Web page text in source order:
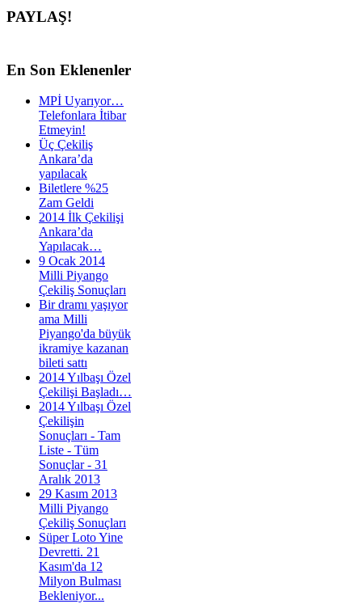
PAYLAŞ!
En Son Eklenenler
MPİ Uyarıyor…
Telefonlara İtibar
Etmeyin!
Üç Çekiliş
Ankara’da
yapılacak
Biletlere %25
Zam Geldi
2014 İlk Çekilişi
Ankara’da
Yapılacak…
9 Ocak 2014
Milli Piyango
Çekiliş Sonuçları
Bir dramı yaşıyor
ama Milli
Piyango'da büyük
ikramiye kazanan
bileti sattı
2014 Yılbaşı Özel
Çekilişi Başladı…
2014 Yılbaşı Özel
Çekilişin
Sonuçları - Tam
Liste - Tüm
Sonuçlar - 31
Aralık 2013
29 Kasım 2013
Milli Piyango
Çekiliş Sonuçları
Süper Loto Yine
Devretti. 21
Kasım'da 12
Milyon Bulması
Bekleniyor...